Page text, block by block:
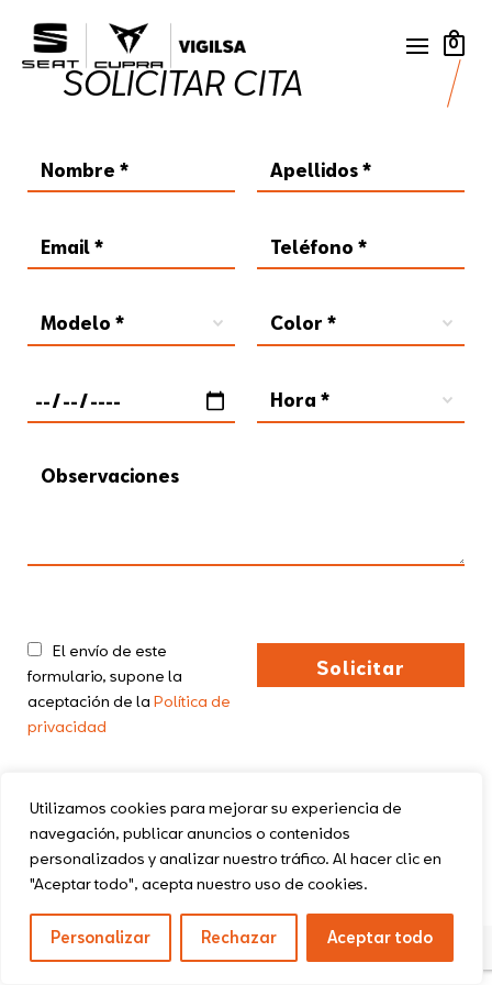
Utilizamos cookies para mejorar su experiencia de
navegación, publicar anuncios o contenidos
personalizados y analizar nuestro tráfico. Al hacer clic en
"Aceptar todo", acepta nuestro uso de cookies.
Personalizar Rechazar Aceptar todo
0
SOLICITAR CITA
El envío de este
formulario, supone la
aceptación de laPolítica de
privacidad
Política de privacidad
Aviso legal